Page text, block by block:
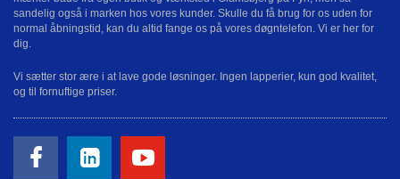
sandelig også i marken hos vores kunder. Skulle du få brug for os uden for
normal åbningstid, kan du altid fange os på vores døgntelefon. Vi er her for
dig.
Vi sætter stor ære i at lave gode løsninger. Ingen lapperier, kun god kvalitet,
og til fornuftige priser.